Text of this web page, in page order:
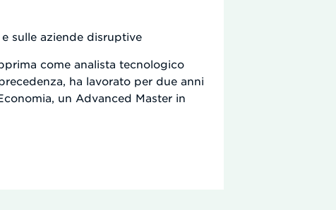
sulle aziende disruptive
come analista tecnologico
ha lavorato per due anni
un Advanced Master in